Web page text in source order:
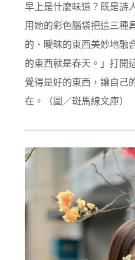
早上是什麼味道？既是詩
用她的彩色腦袋把這三種
的、曖昧的東西美妙地融
的東西就是春天。」打開
覺得是好的東西，讓自己
在。（圖／斑馬線文庫）